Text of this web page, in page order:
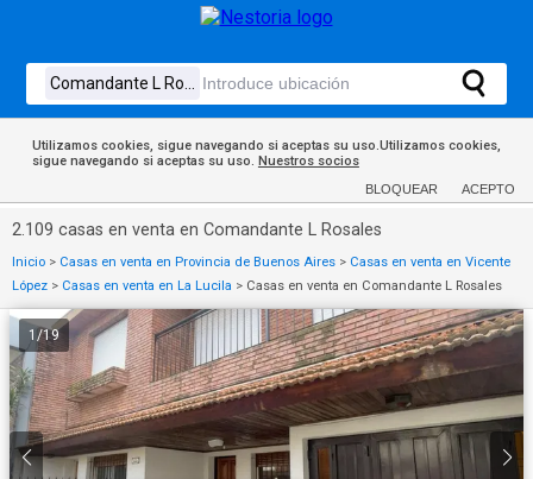
Utilizamos cookies, sigue navegando si aceptas su uso.Utilizamos cookies,
sigue navegando si aceptas su uso. Nuestros socios
BLOQUEAR ACEPTO
2.109 casas en venta en Comandante L Rosales
Inicio > Casas en venta en Provincia de Buenos Aires > Casas en venta en Vicente
López > Casas en venta en La Lucila > Casas en venta en Comandante L Rosales
1 /19